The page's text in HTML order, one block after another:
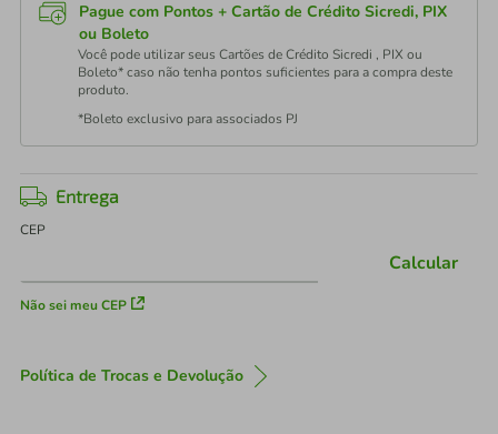
Pague com Pontos + Cartão de Crédito Sicredi, PIX
ou Boleto
Você pode utilizar seus Cartões de Crédito Sicredi , PIX ou
Boleto* caso não tenha pontos suficientes para a compra deste
produto.
*Boleto exclusivo para associados PJ
Entrega
CEP
Não sei meu CEP
Calcular
Política de Trocas e Devolução